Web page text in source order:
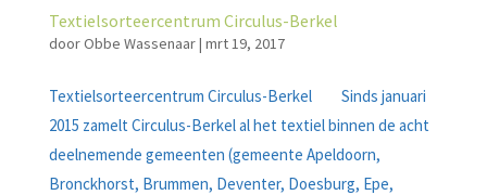
Textielsorteercentrum Circulus-Berkel
doorObbe Wassenaar| mrt 19, 2017
Textielsorteercentrum Circulus-Berkel Sinds januari
2015 zamelt Circulus-Berkel al het textiel binnen de acht
deelnemende gemeenten (gemeente Apeldoorn,
Bronckhorst, Brummen, Deventer, Doesburg, Epe,